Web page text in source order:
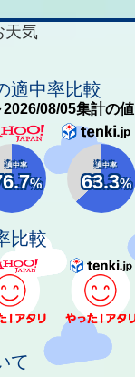
天気
適中率比較
08/05集計の値
適中率
%
適中率
63.3%
比較
て